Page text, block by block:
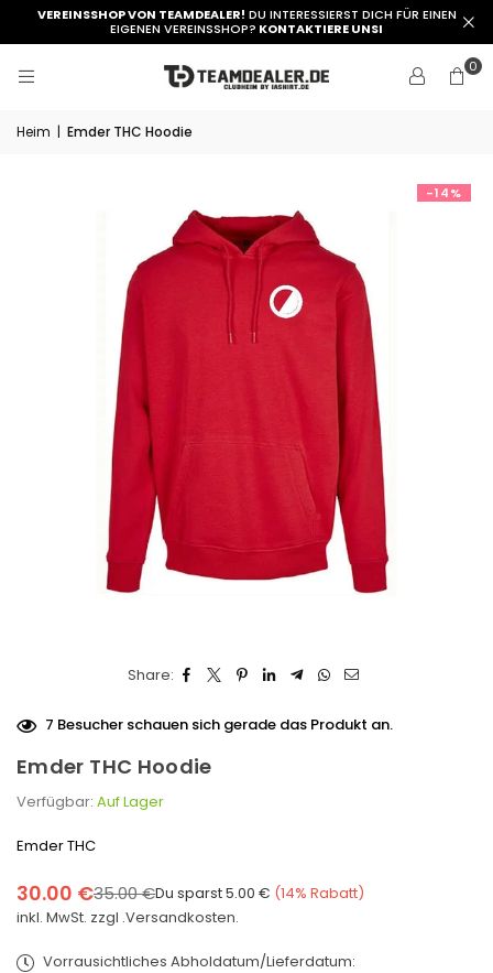
VEREINSSHOP VON TEAMDEALER! DU INTERESSIERST DICH FÜR EINEN
EIGENEN VEREINSSHOP? KONTAKTIERE UNSI
0
Heim | Emder THC Hoodie
-14%
Share:
7 Besucher schauen sich gerade das Produkt an.
Emder THC Hoodie
Verfügbar: Auf Lager
Emder THC
Normaler
Preis
30.00 €35.00 €Du sparst5.00 € (14% Rabatt)
inkl. MwSt. zzgl .Versandkosten.
Vorrausichtliches Abholdatum/Lieferdatum: